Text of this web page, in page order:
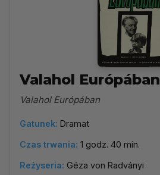
Valahol Európában
Valahol Európában
Gatunek: Dramat
Czas trwania: 1 godz. 40 min.
Reżyseria: Géza von Radványi